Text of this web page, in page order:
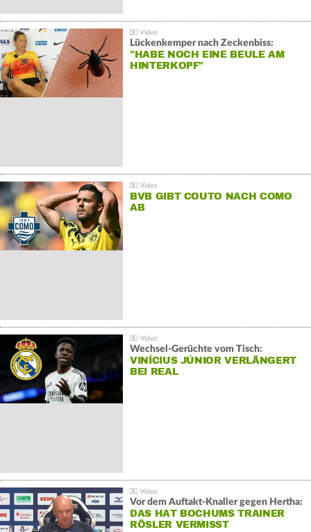
Lückenkemper nach Zeckenbiss:
"HABE NOCH EINE BEULE AM
HINTERKOPF"
BVB GIBT COUTO NACH COMO
AB
Wechsel-Gerüchte vom Tisch:
VINÍCIUS JÚNIOR VERLÄNGERT
BEI REAL
Vor dem Auftakt-Knaller gegen Hertha:
DAS HAT BOCHUMS TRAINER
RÖSLER VERMISST